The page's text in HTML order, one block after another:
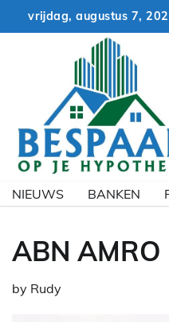
vrijdag, augustus 7,
NIEUWS BANKEN
ABN
by Rudy